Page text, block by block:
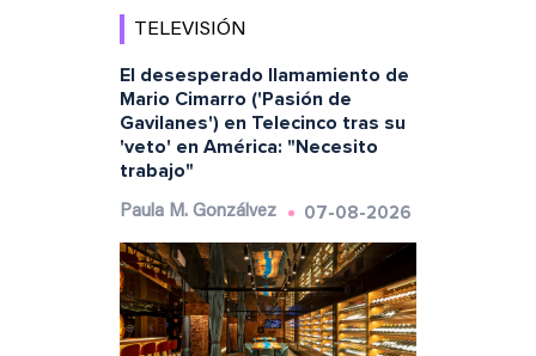
TELEVISIÓN
El desesperado llamamiento de
Mario Cimarro ('Pasión de
Gavilanes') en Telecinco tras su
'veto' en América: "Necesito
trabajo"
Paula M. Gonzálvez 07-08-2026